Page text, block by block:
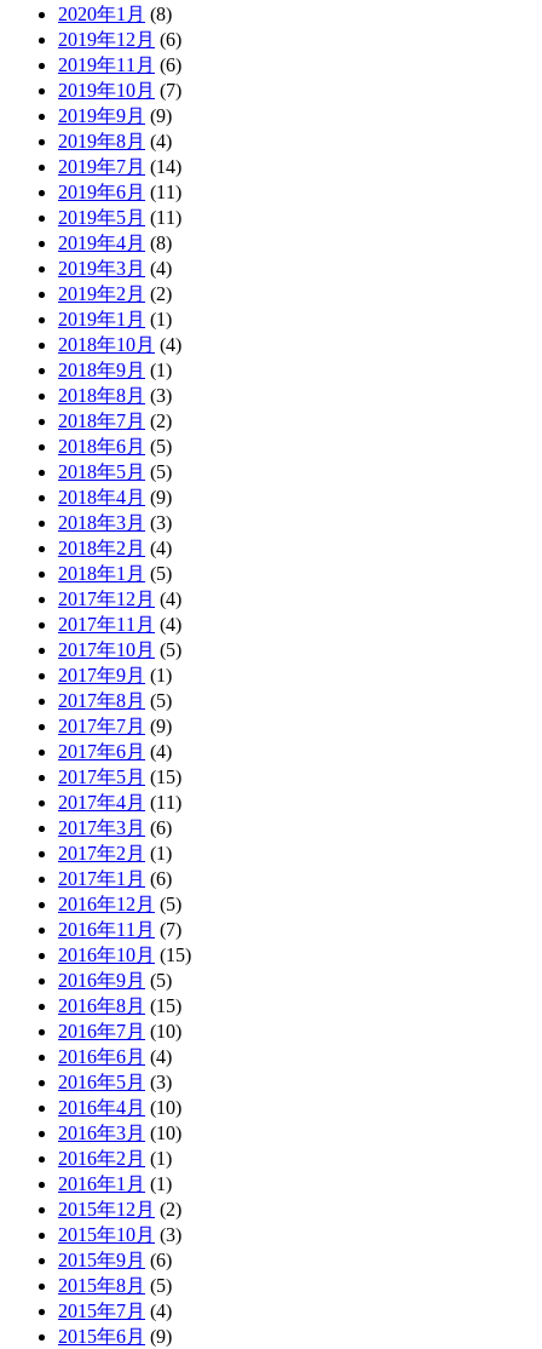
2020年1月 (8)
2019年12月 (6)
2019年11月 (6)
2019年10月 (7)
2019年9月 (9)
2019年8月 (4)
2019年7月 (14)
2019年6月 (11)
2019年5月 (11)
2019年4月 (8)
2019年3月 (4)
2019年2月 (2)
2019年1月 (1)
2018年10月 (4)
2018年9月 (1)
2018年8月 (3)
2018年7月 (2)
2018年6月 (5)
2018年5月 (5)
2018年4月 (9)
2018年3月 (3)
2018年2月 (4)
2018年1月 (5)
2017年12月 (4)
2017年11月 (4)
2017年10月 (5)
2017年9月 (1)
2017年8月 (5)
2017年7月 (9)
2017年6月 (4)
2017年5月 (15)
2017年4月 (11)
2017年3月 (6)
2017年2月 (1)
2017年1月 (6)
2016年12月 (5)
2016年11月 (7)
2016年10月 (15)
2016年9月 (5)
2016年8月 (15)
2016年7月 (10)
2016年6月 (4)
2016年5月 (3)
2016年4月 (10)
2016年3月 (10)
2016年2月 (1)
2016年1月 (1)
2015年12月 (2)
2015年10月 (3)
2015年9月 (6)
2015年8月 (5)
2015年7月 (4)
2015年6月 (9)